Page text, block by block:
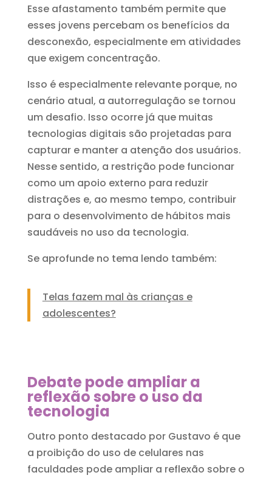
Esse afastamento também permite que
esses jovens percebam os benefícios da
desconexão, especialmente em atividades
que exigem concentração.
Isso é especialmente relevante porque, no
cenário atual, a autorregulação se tornou
um desafio. Isso ocorre já que muitas
tecnologias digitais são projetadas para
capturar e manter a atenção dos usuários.
Nesse sentido, a restrição pode funcionar
como um apoio externo para reduzir
distrações e, ao mesmo tempo, contribuir
para o desenvolvimento de hábitos mais
saudáveis no uso da tecnologia.
Se aprofunde no tema lendo também:
Telas fazem mal às crianças e
adolescentes?
Debate pode ampliar a
reflexão sobre o uso da
tecnologia
Outro ponto destacado por Gustavo é que
a proibição do uso de celulares nas
faculdades pode ampliar a reflexão sobre o